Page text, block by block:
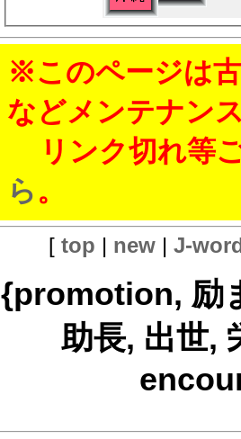
※このページは
などメンテナン
リンク切れ等
ら。
[ top | new| J-
{promotion, 励
助長, 出世,